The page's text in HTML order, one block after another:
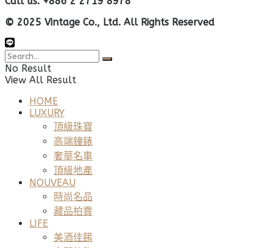
© 2025 Vintage Co., Ltd. All Rights Reserved
No Result
View All Result
HOME
LUXURY
頂級珠寶
高端鐘錶
奢華名車
頂級地產
NOUVEAU
時尚名品
藏品拍賣
LIFE
美酒佳餚